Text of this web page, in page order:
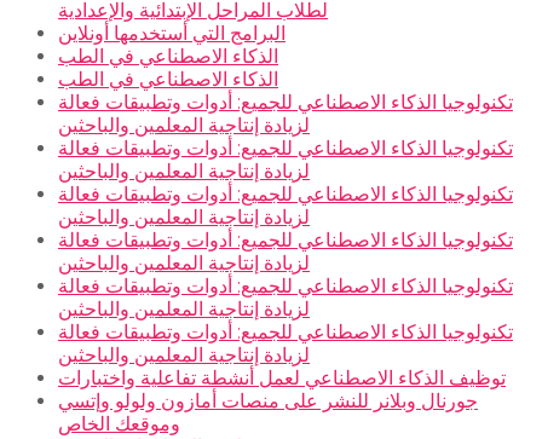
لطلاب المراحل الإبتدائية والإعدادية
البرامج التي أستخدمها أونلاين
الذكاء الاصطناعي في الطب
الذكاء الاصطناعي في الطب
تكنولوجيا الذكاء الاصطناعي للجميع: أدوات وتطبيقات فعالة
لزيادة إنتاجية المعلمين والباحثين
تكنولوجيا الذكاء الاصطناعي للجميع: أدوات وتطبيقات فعالة
لزيادة إنتاجية المعلمين والباحثين
تكنولوجيا الذكاء الاصطناعي للجميع: أدوات وتطبيقات فعالة
لزيادة إنتاجية المعلمين والباحثين
تكنولوجيا الذكاء الاصطناعي للجميع: أدوات وتطبيقات فعالة
لزيادة إنتاجية المعلمين والباحثين
تكنولوجيا الذكاء الاصطناعي للجميع: أدوات وتطبيقات فعالة
لزيادة إنتاجية المعلمين والباحثين
تكنولوجيا الذكاء الاصطناعي للجميع: أدوات وتطبيقات فعالة
لزيادة إنتاجية المعلمين والباحثين
توظيف الذكاء الاصطناعي لعمل أنشطة تفاعلية واختبارات
جورنال وبلانر للنشر على منصات أمازون ولولو وإتسي
وموقعك الخاص